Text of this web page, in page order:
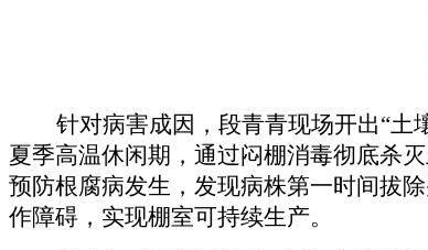
针对病害成因，段青青现场开出“土
夏季高温休闲期，通过闷棚消毒彻底杀
预防根腐病发生，发现病株第一时间拔
作障碍，实现棚室可持续生产。